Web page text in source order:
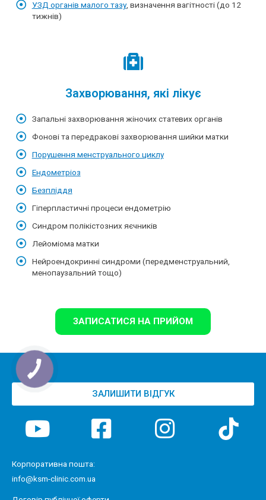
УЗД органів малого тазу, визначення вагітності (до 12
тижнів)
Захворювання, які лікує
Запальні захворювання жіночих статевих органів
Фонові та передракові захворювання шийки матки
Порушення менструального циклу
Ендометріоз
Безпліддя
Гіперпластичні процеси ендометрію
Синдром полікістозних яєчників
Лейоміома матки
Нейроендокринні синдроми (передменструальний,
менопаузальний тощо)
ЗАПИСАТИСЯ НА ПРИЙОМ
ЗАЛИШИТИ ВІДГУК
Корпоративна пошта:
info@ksm-clinic.com.ua